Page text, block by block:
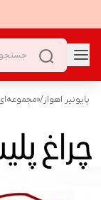
پایونیر اهواز/